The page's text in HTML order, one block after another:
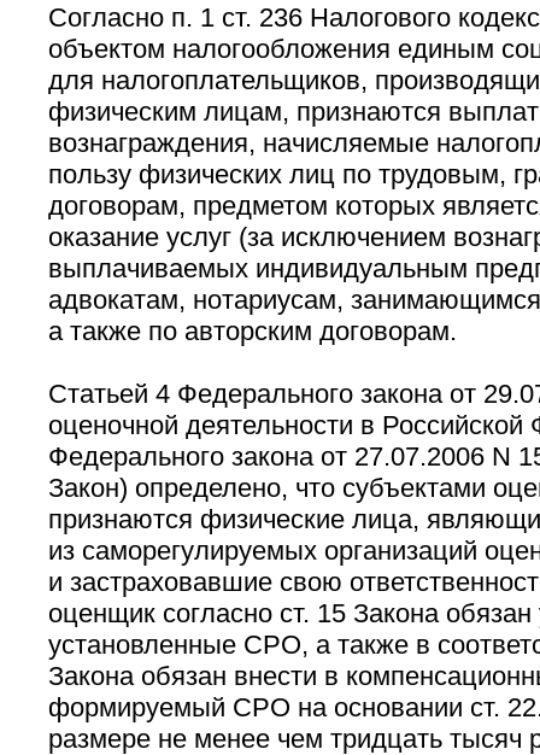
Согласно п. 1 ст. 236 Налогового
объектом налогообложения единым
для налогоплательщиков,
физическим лицам, признаются
вознаграждения, начисляемые
пользу физических лиц по трудовым,
договорам, предметом которых
оказание услуг (за исключением
выплачиваемых индивидуальным
адвокатам, нотариусам, занимающимся
а также по авторским договорам.
Статьей 4 Федерального закона от
оценочной деятельности в
Федерального закона от 27.07.2006 N
Закон) определено, что субъектами
признаются физические лица,
из саморегулируемых организаций
и застраховавшие свою
оценщик согласно ст. 15 Закона
установленные СРО, а также в
Закона обязан внести в
формируемый СРО на основании ст.
размере не менее чем тридцать тысяч